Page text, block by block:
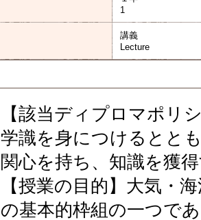
1
講義
Lecture
【該当ディプロマポリ
学識を身につけるとと
関心を持ち、知識を獲
【授業の目的】大気・
の基本的枠組の一つで